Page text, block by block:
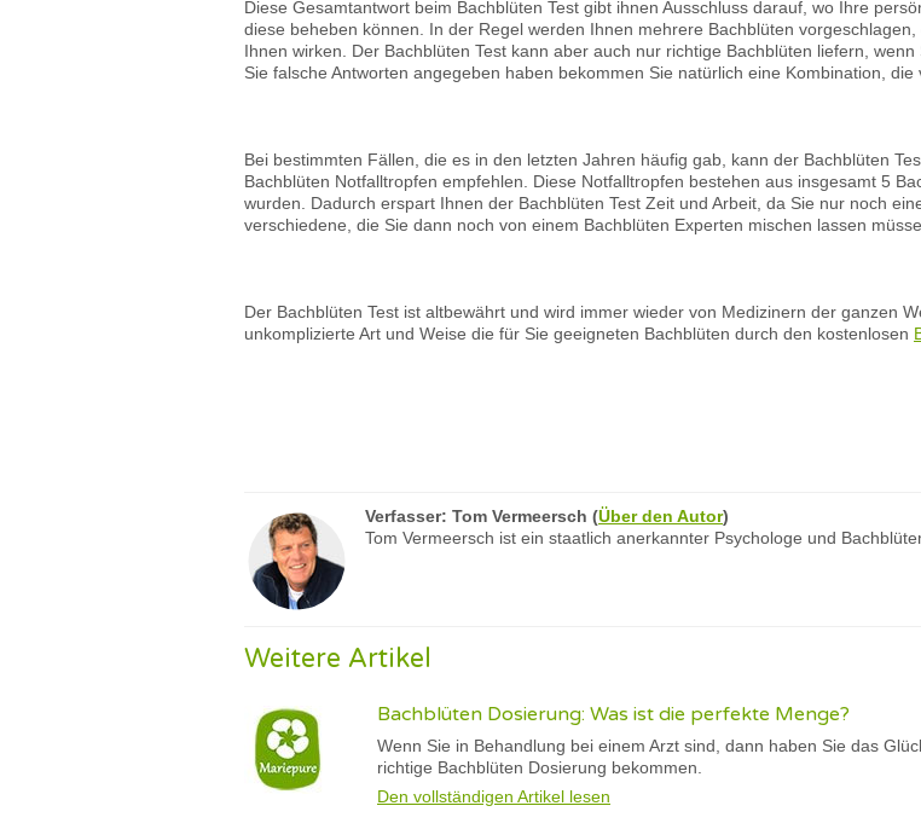
Diese Gesamtantwort beim Bachblüten Test gibt ihnen Ausschluss darauf, wo Ihre
diese beheben können. In der Regel werden Ihnen mehrere Bachblüten
Ihnen wirken. Der Bachblüten Test kann aber auch nur richtige Bachblüten liefern,
Sie falsche Antworten angegeben haben bekommen Sie natürlich eine Kombination, die
Bei bestimmten Fällen, die es in den letzten Jahren häufig gab, kann der Bachblüten
Bachblüten Notfalltropfen empfehlen. Diese Notfalltropfen bestehen aus insgesamt 5
wurden. Dadurch erspart Ihnen der Bachblüten Test Zeit und Arbeit, da Sie nur noch
verschiedene, die Sie dann noch von einem Bachblüten Experten mischen lassen
Der Bachblüten Test ist altbewährt und wird immer wieder von Medizinern der ganzen
unkomplizierte Art und Weise die für Sie geeigneten Bachblüten durch den kostenlosen
Verfasser: Tom Vermeersch (Über den Autor)
Tom Vermeersch ist ein staatlich anerkannter Psychologe und
Weitere Artikel
Bachblüten Dosierung: Was ist die perfekte Menge?
Wenn Sie in Behandlung bei einem Arzt sind, dann haben Sie das
richtige Bachblüten Dosierung bekommen.
Den vollständigen Artikel lesen